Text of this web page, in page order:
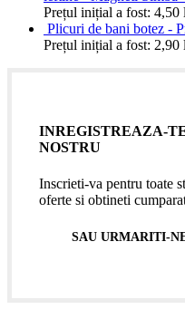
Prețul inițial a fost: 4,50
Plicuri de bani botez -
Prețul inițial a fost: 2,90
INREGISTREAZA-
NOSTRU
Inscrieti-va pentru toate
oferte si obtineti
SAU URMARITI-